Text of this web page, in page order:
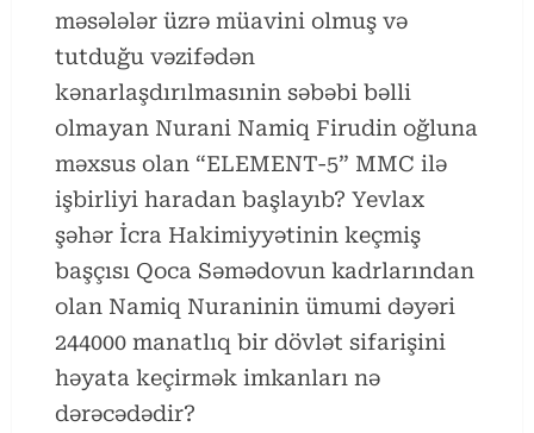
məsələlər üzrə müavini olmuş və
tutduğu vəzifədən
kənarlaşdırılmasınin səbəbi bəlli
olmayan Nurani Namiq Firudin oğluna
məxsus olan “ELEMENT-5” MMC ilə
işbirliyi haradan başlayıb? Yevlax
şəhər İcra Hakimiyyətinin keçmiş
başçısı Qoca Səmədovun kadrlarından
olan Namiq Nuraninin ümumi dəyəri
244000 manatlıq bir dövlət sifarişini
həyata keçirmək imkanları nə
dərəcədədir?